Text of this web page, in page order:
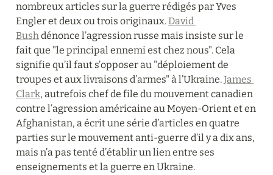
nombreux articles sur la guerre rédigés par Yves
Engler et deux ou trois originaux. David
Bush dénonce l’agression russe mais insiste sur le
fait que "le principal ennemi est chez nous". Cela
signifie qu’il faut s’opposer au "déploiement de
troupes et aux livraisons d’armes" à l’Ukraine. James
Clark, autrefois chef de file du mouvement canadien
contre l’agression américaine au Moyen-Orient et en
Afghanistan, a écrit une série d’articles en quatre
parties sur le mouvement anti-guerre d’il y a dix ans,
mais n’a pas tenté d’établir un lien entre ses
enseignements et la guerre en Ukraine.